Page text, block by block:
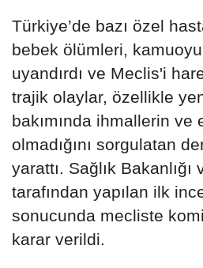
Türkiye’de bazı özel
bebek ölümleri,
uyandırdı ve Meclis'i
trajik olaylar, özellikle
bakımında ihmallerin ve
olmadığını sorgulatan
yarattı. Sağlık
tarafından yapılan ilk
sonucunda mecliste
karar verildi.